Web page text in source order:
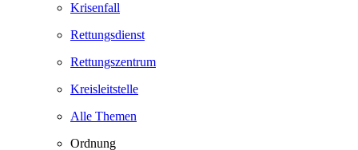
Krisenfall
Rettungsdienst
Rettungszentrum
Kreisleitstelle
Alle Themen
Ordnung